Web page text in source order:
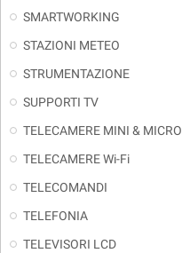
SMARTWORKING
STAZIONI METEO
STRUMENTAZIONE
SUPPORTI TV
TELECAMERE MINI & MICRO
TELECAMERE Wi-Fi
TELECOMANDI
TELEFONIA
TELEVISORI LCD